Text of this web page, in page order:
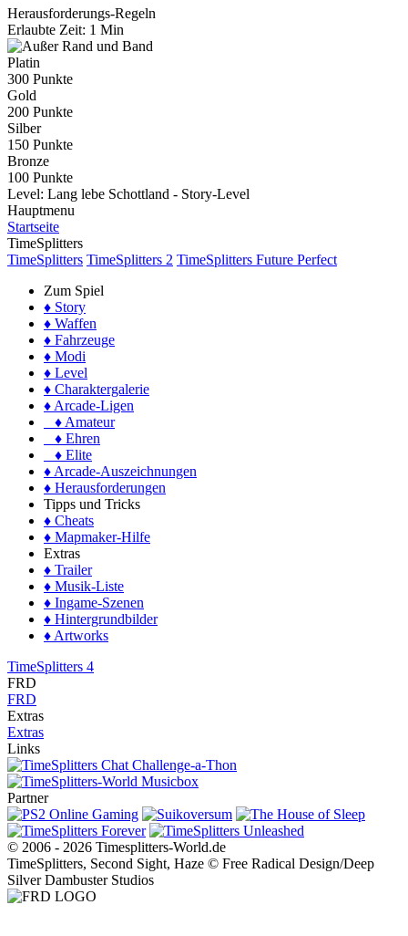
Herausforderungs-Regeln
Erlaubte Zeit: 1 Min
Platin
300 Punkte
Gold
200 Punkte
Silber
150 Punkte
Bronze
100 Punkte
Level: Lang lebe Schottland - Story-Level
Hauptmenu
Startseite
TimeSplitters
TimeSplitters TimeSplitters 2 TimeSplitters Future Perfect
Zum Spiel
♦ Story
♦ Waffen
♦ Fahrzeuge
♦ Modi
♦ Level
♦ Charaktergalerie
♦ Arcade-Ligen
♦ Amateur
♦ Ehren
♦ Elite
♦ Arcade-Auszeichnungen
♦ Herausforderungen
Tipps und Tricks
♦ Cheats
♦ Mapmaker-Hilfe
Extras
♦ Trailer
♦ Musik-Liste
♦ Ingame-Szenen
♦ Hintergrundbilder
♦ Artworks
TimeSplitters 4
FRD
FRD
Extras
Extras
Links
Partner
© 2006 - 2026 Timesplitters-World.de
TimeSplitters, Second Sight, Haze © Free Radical Design/Deep
Silver Dambuster Studios